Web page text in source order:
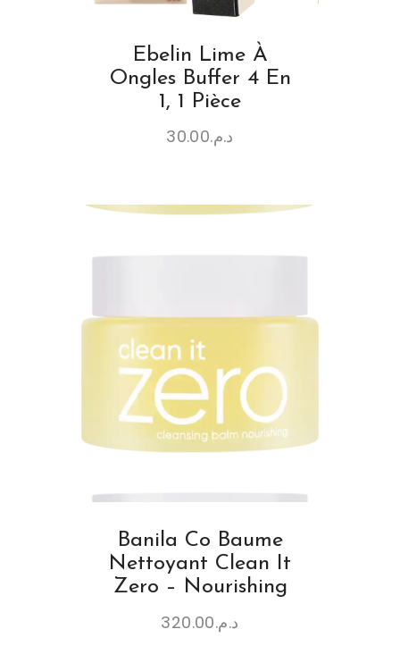
Ebelin Lime À
Ongles Buffer 4 En
1, 1 Pièce
د.م.30.00
Banila Co Baume
Nettoyant Clean It
Zero – Nourishing
د.م.320.00